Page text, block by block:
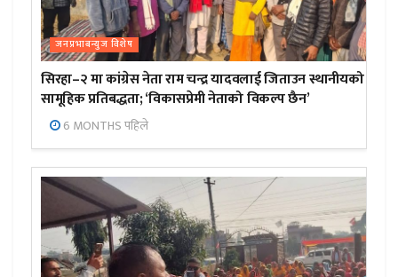
जनप्रभाबन्युज विशेष
सिरहा–२ मा कांग्रेस नेता राम चन्द्र यादवलाई जिताउन स्थानीयको
सामूहिक प्रतिबद्धता; ‘विकासप्रेमी नेताको विकल्प छैन’
6 MONTHS पहिले